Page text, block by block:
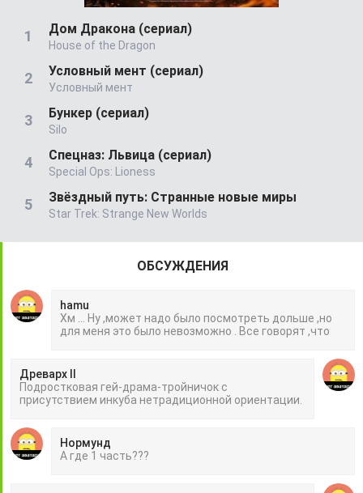
Дом Дракона (сериал)
House of the Dragon
Условный мент (сериал)
Условный мент
Бункер (сериал)
Silo
Спецназ: Львица (сериал)
Special Ops: Lioness
Звёздный путь: Странные новые миры
Star Trek: Strange New Worlds
ОБСУЖДЕНИЯ
hamu
Хм ... Ну ,может надо было посмотреть дольше ,но
для меня это было невозможно . Все говорят ,что
Древарх II
Подростковая гей-драма-тройничок с
присутствием инкуба нетрадиционной ориентации.
Нормунд
А где 1 часть???